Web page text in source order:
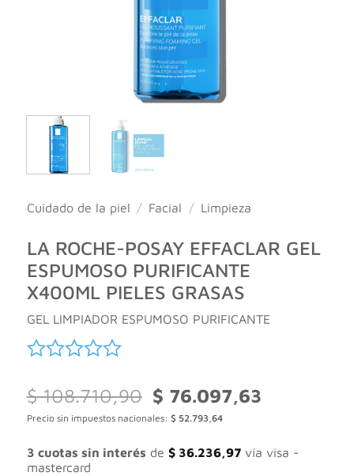
Cuidado de la piel / Facial / Limpieza
LA ROCHE-POSAY EFFACLAR GEL
ESPUMOSO PURIFICANTE
X400ML PIELES GRASAS
GEL LIMPIADOR ESPUMOSO PURIFICANTE
$108.710,90
El
precio
original
$ 108.710,90.
$ 76.097,63
$ 76.097,63.
Precio sin impuestos nacionales: $ 52.793,64
3 cuotas sin interés de $36.236,97vía visa -
mastercard